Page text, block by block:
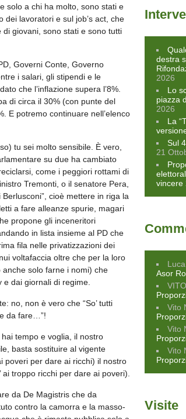
solo a chi ha molto, sono stati e
dei lavoratori e sul job’s act, che
giovani, sono stati e sono tutti
Governi Conte, Governo
i salari, gli stipendi e le
che l’inflazione supera l’8%.
di circa il 30% (con punte del
E potremo continuare nell’elenco
tu sei molto sensibile. È vero,
su due ha cambiato
come i peggiori rottami di
Tremonti, o il senatore Pera,
cioè mettere in riga la
a fare alleanze spurie, magari
propone gli inceneritori
in lista insieme al PD che
fila nelle privatizzazioni dei
voltafaccia oltre che per la loro
solo farne i nomi) che
dai giornali di regime.
no, non è vero che “So’ tutti
da fare…”!
tempo e voglia, il nostro
basta sostituire al vigente
poveri per dare ai ricchi) il nostro
troppo ricchi per dare ai poveri).
da De Magistris che da
contro la camorra e la masso-
destra
2026
Lo
piazza
2026
La
Sul
21
vincere
Asor
Vito
Vito
Vito
Visite